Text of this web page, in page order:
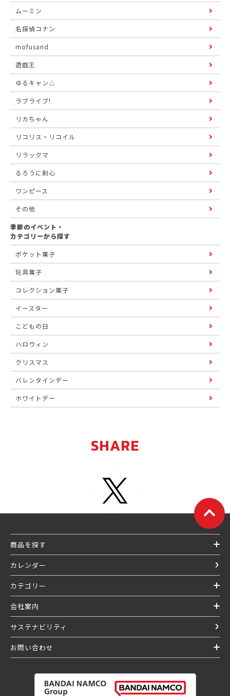
ムーミン
名探偵コナン
mofusand
遊戯王
ゆるキャン△
ラブライブ!
リカちゃん
リコリス・リコイル
リラックマ
るろうに剣心
ワンピース
その他
季節のイベント・
カテゴリーから探す
ポケット菓子
玩具菓子
コレクション菓子
イースター
こどもの日
ハロウィン
クリスマス
バレンタインデー
ホワイトデー
SHARE
商品を探す
カレンダー
カテゴリー
会社案内
サステナビリティ
お問い合わせ